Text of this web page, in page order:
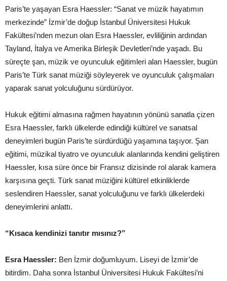
Paris’te yaşayan Esra Haessler: “Sanat ve müzik hayatımın
merkezinde” İzmir’de doğup İstanbul Üniversitesi Hukuk
Fakültesi’nden mezun olan Esra Haessler, evliliğinin ardından
Tayland, İtalya ve Amerika Birleşik Devletleri’nde yaşadı. Bu
süreçte şan, müzik ve oyunculuk eğitimleri alan Haessler, bugün
Paris’te Türk sanat müziği söyleyerek ve oyunculuk çalışmaları
yaparak sanat yolculuğunu sürdürüyor.
Hukuk eğitimi almasına rağmen hayatının yönünü sanatla çizen
Esra Haessler, farklı ülkelerde edindiği kültürel ve sanatsal
deneyimleri bugün Paris’te sürdürdüğü yaşamına taşıyor. Şan
eğitimi, müzikal tiyatro ve oyunculuk alanlarında kendini geliştiren
Haessler, kısa süre önce bir Fransız dizisinde rol alarak kamera
karşısına geçti. Türk sanat müziğini kültürel etkinliklerde
seslendiren Haessler, sanat yolculuğunu ve farklı ülkelerdeki
deneyimlerini anlattı.
“Kısaca kendinizi tanıtır mısınız?”
Esra Haessler: Ben İzmir doğumluyum. Liseyi de İzmir’de
bitirdim. Daha sonra İstanbul Üniversitesi Hukuk Fakültesi’ni